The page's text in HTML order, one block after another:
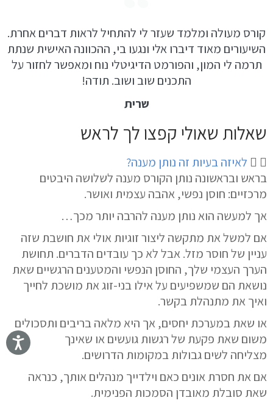
קורס מעולה ומלמד שעזר לי להתחיל לראות דברים אחרת.
השיעורים מאוד דיברו אלי ונגעו בי, ההכוונה האישית שנתת
תרמה לי המון, והפורמט הדיגיטלי נוח ומאפשר לחזור על
התכנים שוב ושוב. תודה!
שרית
שאלות שאולי קפצו לך לראש
לאיזה בעיות זה נותן מענה?
בראש ובראשונה נותן הקורס מענה לשלושה היבטים
מרכזיים: חוסן נפשי,אהבה עצמית ואושר.
אך למעשה הוא נותן מענה להרבה יותר מכך…
אם למשל את מתקשה ליצור זוגיותאולי את חושבת שזה
עניין של חוסר מזל. אבל לא כך עובדים הדברים. תחושת
הערך העצמי שלך, החוסן הנפשי והמטענים הרגשיים שאת
נושאת הם שמשפיעים על אילו בני-זוג את מושכת לחייך
ואיך את מתנהלת בקשר.
או שאת במערכת יחסים, אך היא מלאה בריבים ותסכולים
משום שאת פקעת שלרגשות גועשיםאו שאינך
מצליחה לשים גבולותבמקומות הדרושים.
אם את חסרת אונים כאם וילדייך מנהלים אותך, כנראה
שאת סובלת מאובדן הסמכות הפנימית.